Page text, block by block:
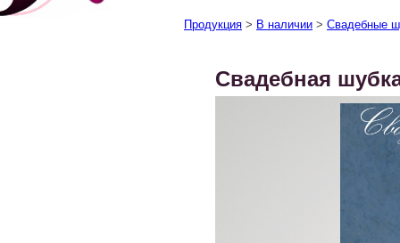
Продукция > В наличии > Свадебные
Свадебная